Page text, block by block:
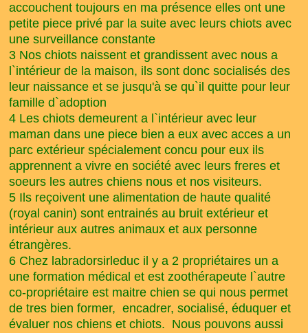
accouchent toujours en ma présence elles ont une
petite piece privé par la suite avec leurs chiots avec
une surveillance constante
3 Nos chiots naissent et grandissent avec nous a
l`intérieur de la maison, ils sont donc socialisés des
leur naissance et se jusqu'à se qu`il quitte pour leur
famille d`adoption
4 Les chiots demeurent a l`intérieur avec leur
maman dans une piece bien a eux avec acces a un
parc extérieur spécialement concu pour eux ils
apprennent a vivre en société avec leurs freres et
soeurs les autres chiens nous et nos visiteurs.
5 Ils reçoivent une alimentation de haute qualité
(royal canin) sont entrainés au bruit extérieur et
intérieur aux autres animaux et aux personne
étrangères.
6 Chez labradorsirleduc il y a 2 propriétaires un a
une formation médical et est zoothérapeute l`autre
co-propriétaire est maitre chien se qui nous permet
de tres bien former, encadrer, socialisé, éduquer et
évaluer nos chiens et chiots. Nous pouvons aussi